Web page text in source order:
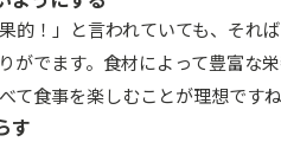
的！」と言われていても、そ
がでます。食材によって豊富な
て食事を楽しむことが理想ですね
す